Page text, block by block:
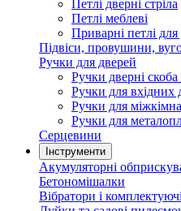
Петлі дверні стріла
Петлі меблеві
Приварні петлі для
Підвіси, провушини,
Ручки для дверей
Ручки дверні скоба
Ручки для вхідних
Ручки для
Ручки для
Серцевини
Інструменти
Акумуляторні
Бетономішалки
Вібратори і комплектуючі